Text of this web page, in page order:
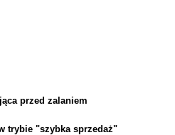
przed zalaniem
trybie "szybka sprzedaż"